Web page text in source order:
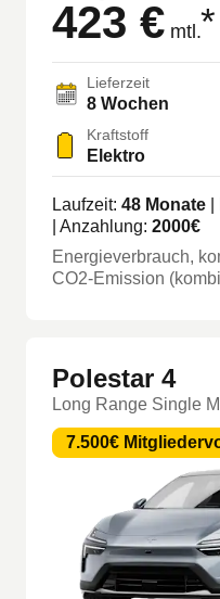
423 € mtl.*
Lieferzeit
8 Wochen
Kraftstoff
Elektro
Laufzeit: 48 Monate
| Anzahlung: 2000€
Energieverbrauch,
CO2-Emission
Polestar 4
Long Range Single
7.500€